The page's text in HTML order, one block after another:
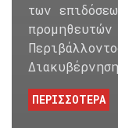
των
ΠΕΡΙΣΣΟΤΕΡΑ